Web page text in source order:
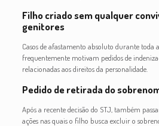
Filho criado sem qualquer
genitores
Casos de afastamento absoluto durante toda
frequentemente motivam pedidos de
relacionadas aos direitos da personalidade.
Pedido de retirada do
Após a recente decisão do STJ, também
ações nas quais o filho busca excluir o